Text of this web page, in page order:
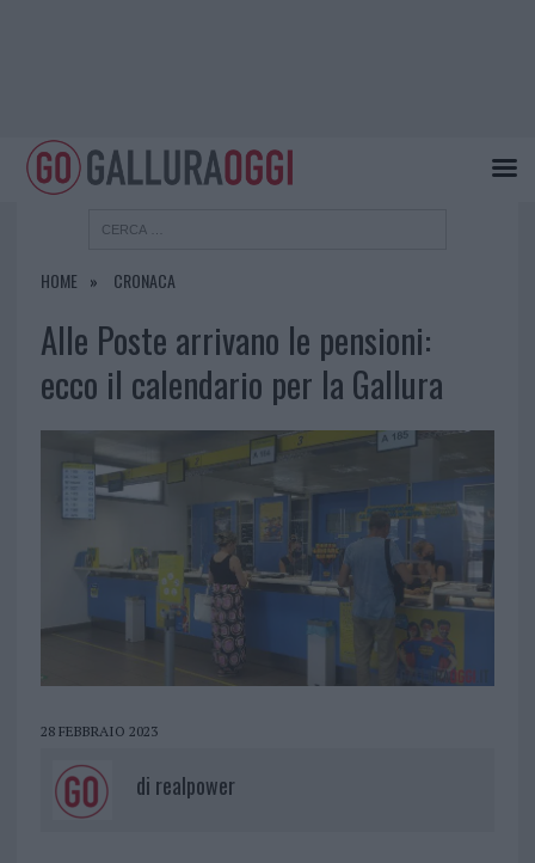
HOME CRONACA
Alle Poste arrivano le pensioni:
ecco il calendario per la Gallura
28 FEBBRAIO 2023
di realpower